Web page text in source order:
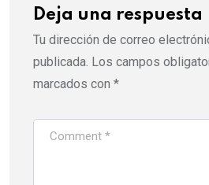
Deja una respuesta
Tu dirección de correo
publicada. Los campos
marcados con *